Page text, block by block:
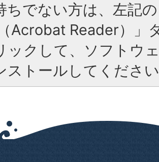
ちでない方は、左記
Acrobat Reader）」
ックして、ソフトウ
ストールしてくださ